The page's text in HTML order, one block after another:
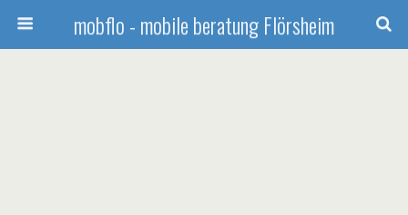
mobflo - mobile beratung Flörsheim